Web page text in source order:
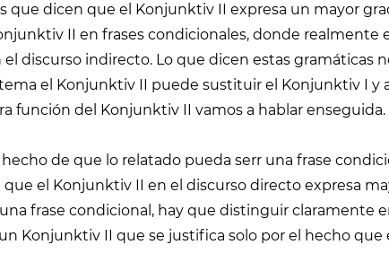
que dicen que el Konjunktiv II expresa un mayor
II en frases condicionales, donde realmente
discurso indirecto. Lo que dicen estas gramáticas
el Konjunktiv II puede sustituir el Konjunktiv I y
función del Konjunktiv II vamos a hablar enseguida.
hecho de que lo relatado pueda serr una frase
el Konjunktiv II en el discurso directo expresa
una frase condicional, hay que distinguir claramente
Konjunktiv II que se justifica solo por el hecho